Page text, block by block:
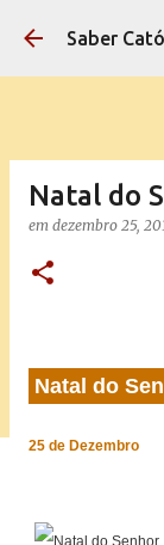
Saber
Natal do
em dezembro 25,
Natal do
25 de Dezembro